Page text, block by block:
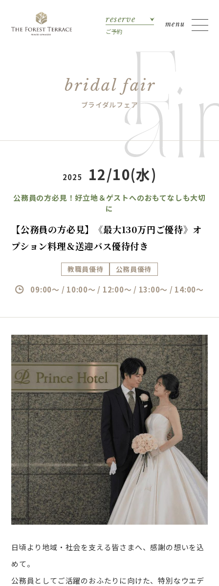
reserve
ご予約
bridal fair
ブライダルフェア
2025 12/10(水)
公務員の方必見！好立地＆ゲストへのおもてなしも大切
に
【公務員の方必見】《最大130万円ご優待》オ
プション料理＆送迎バス優待付き
教職員優待 公務員優待
09:00～ / 10:00～ / 12:00～ / 13:00～ / 14:00～
日頃より地域・社会を支える皆さまへ、感謝の想いを込
めて。
公務員としてご活躍のおふたりに向けた、特別なウエデ